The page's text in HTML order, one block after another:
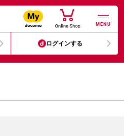
MENU
ログインする